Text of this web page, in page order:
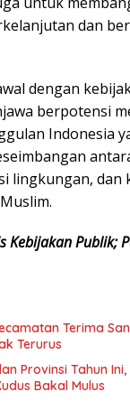
dan
dengan
berpotensi
Indonesia
lingkungan, dan
Kebijakan Publik;
Terima
Terurus
Provinsi Tahun
Bakal Mulus